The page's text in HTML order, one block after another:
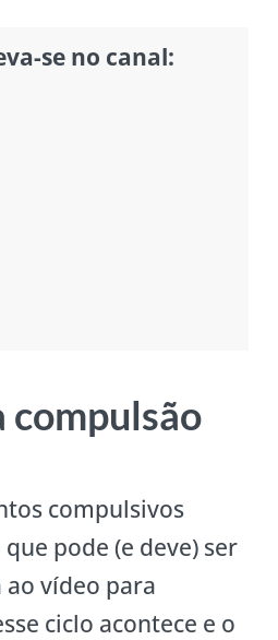
se no canal:
compulsão
compulsivos
pode (e deve) ser
vídeo para
ciclo acontece e o